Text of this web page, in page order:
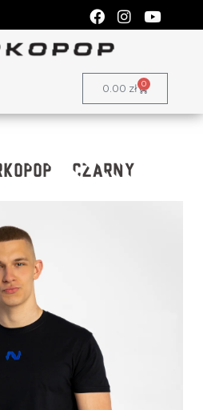
0.00 zł 0
– CZARNY